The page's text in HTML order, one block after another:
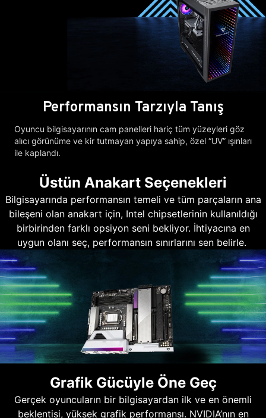
Performansın Tarzıyla Tanış
Oyuncu bilgisayarının cam panelleri hariç tüm yüzeyleri göz
alıcı görünüme ve kir tutmayan yapıya sahip, özel “UV” ışınları
ile kaplandı.
Üstün Anakart Seçenekleri
Bilgisayarında performansın temeli ve tüm parçaların ana
bileşeni olan anakart için, Intel chipsetlerinin kullanıldığı
birbirinden farklı opsiyon seni bekliyor. İhtiyacına en
uygun olanı seç, performansın sınırlarını sen belirle.
Grafik Gücüyle Öne Geç
Gerçek oyuncuların bir bilgisayardan ilk ve en önemli
beklentisi, yüksek grafik performansı. NVIDIA’nın en